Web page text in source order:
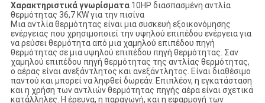
Χαρακτηριστικά γνωρίσματα10HP διασπασμένη αντλία
θερμότητας 36,7 KW για την πισίνα
Μια αντλία θερμότητας είναι μια συσκευή εξοικονόμησης
ενέργειας που χρησιμοποιεί την υψηλού επιπέδου ενέργεια για
να ρεύσει θερμότητα από μια χαμηλού επιπέδου πηγή
θερμότητας σε μια υψηλού επιπέδου πηγή θερμότητας. Σαν
χαμηλού επιπέδου πηγή θερμότητας της αντλίας θερμότητας,
ο αέρας είναι ανεξάντλητος και ανεξάντλητος. Είναι διαθέσιμο
παντού και μπορεί να ληφθεί δωρεάν. Επιπλέον, η εγκατάσταση
και η χρήση των αντλιών θερμότητας πηγής αέρα είναι σχετικά
κατάλληλες. Η έρευνα, η παραγωγή, και η εφαρμογή των